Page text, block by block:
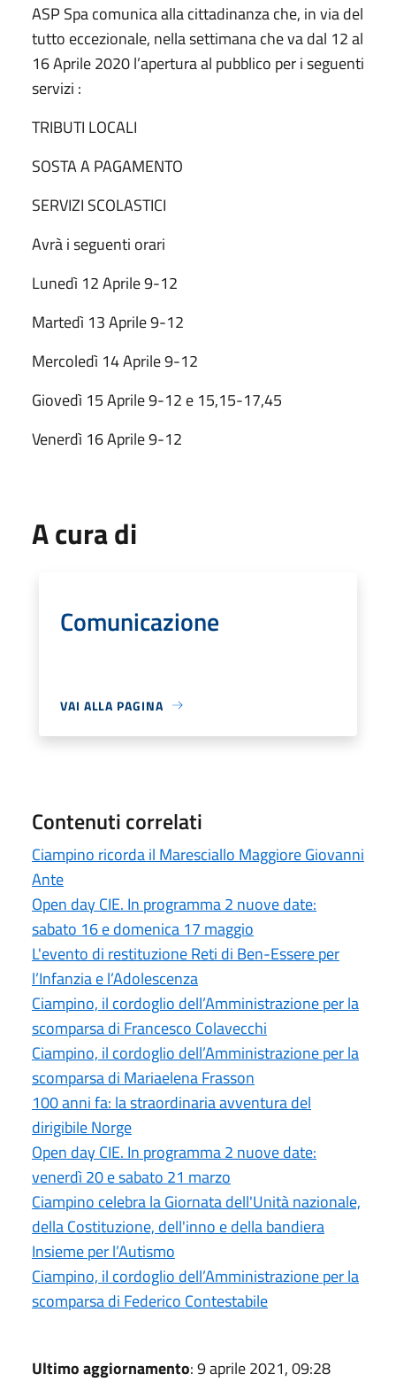
ASP Spa comunica alla cittadinanza che, in via del
tutto eccezionale, nella settimana che va dal 12 al
16 Aprile 2020 l’apertura al pubblico per i seguenti
servizi :
TRIBUTI LOCALI
SOSTA A PAGAMENTO
SERVIZI SCOLASTICI
Avrà i seguenti orari
Lunedì 12 Aprile 9-12
Martedì 13 Aprile 9-12
Mercoledì 14 Aprile 9-12
Giovedì 15 Aprile 9-12 e 15,15-17,45
Venerdì 16 Aprile 9-12
A cura di
Comunicazione
VAI ALLA PAGINA
Contenuti correlati
Ciampino ricorda il Maresciallo Maggiore Giovanni
Ante
Open day CIE. In programma 2 nuove date:
sabato 16 e domenica 17 maggio
L'evento di restituzione Reti di Ben-Essere per
l’Infanzia e l’Adolescenza
Ciampino, il cordoglio dell’Amministrazione per la
scomparsa di Francesco Colavecchi
Ciampino, il cordoglio dell’Amministrazione per la
scomparsa di Mariaelena Frasson
100 anni fa: la straordinaria avventura del
dirigibile Norge
Open day CIE. In programma 2 nuove date:
venerdì 20 e sabato 21 marzo
Ciampino celebra la Giornata dell'Unità nazionale,
della Costituzione, dell'inno e della bandiera
Insieme per l’Autismo
Ciampino, il cordoglio dell’Amministrazione per la
scomparsa di Federico Contestabile
Ultimo aggiornamento: 9 aprile 2021, 09:28